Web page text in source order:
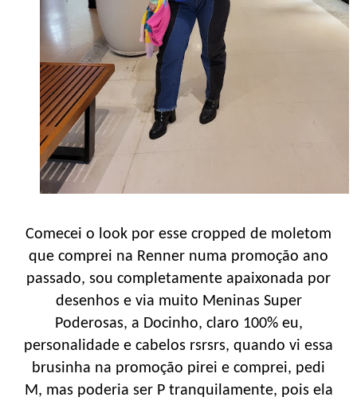
Comecei o look por esse cropped de moletom
que comprei na Renner numa promoção ano
passado, sou completamente apaixonada por
desenhos e via muito Meninas Super
Poderosas, a Docinho, claro 100% eu,
personalidade e cabelos rsrsrs, quando vi essa
brusinha na promoção pirei e comprei, pedi
M, mas poderia ser P tranquilamente, pois ela